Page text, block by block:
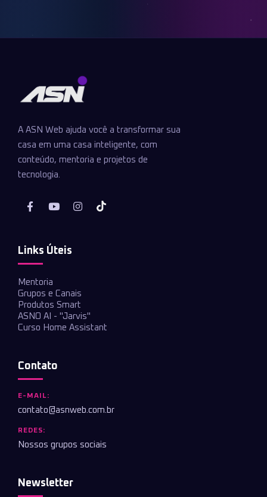
A ASN Web ajuda você a transformar sua
casa em uma casa inteligente, com
conteúdo, mentoria e projetos de
tecnologia.
Links Úteis
Mentoria
Grupos e Canais
Produtos Smart
ASNO AI - "Jarvis"
Curso Home Assistant
Contato
E-MAIL:
contato@asnweb.com.br
REDES:
Nossos grupos sociais
Newsletter